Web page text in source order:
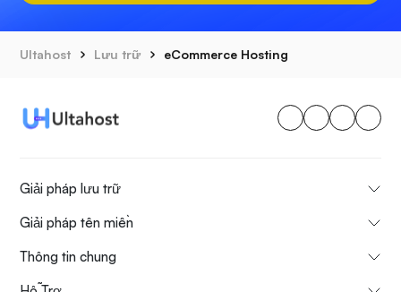
Ultahost Lưu trữ eCommerce Hosting
Giải pháp lưu trữ
Giải pháp tên miền
Thông tin chung